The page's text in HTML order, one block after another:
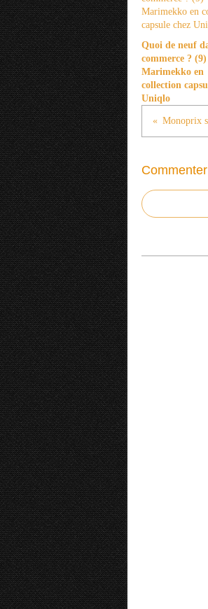
Quoi de neuf
commerce ? (9)
Marimekko en
collection
Uniqlo
Monoprix